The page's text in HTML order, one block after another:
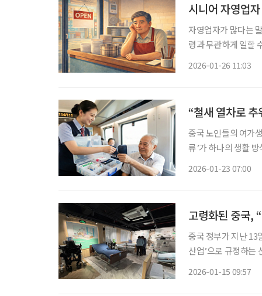
시니어 자영업
자영업자가 많다는
령과 무관하게 일할
2026-01-26 11:03
“철새 열차로
중국 노인들의 여가
류’가 하나의 생활
2026-01-23 07:00
고령화된 중국,
중국 정부가 지난 13
산업’으로 규정하는
2026-01-15 09:57